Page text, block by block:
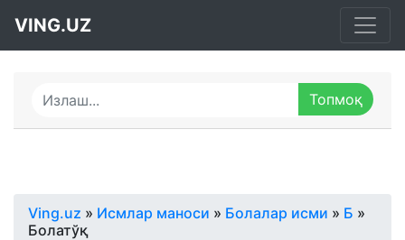
VING.UZ
Ving.uz » Исмлар маноси » Болалар исми » Б »
Болатўқ